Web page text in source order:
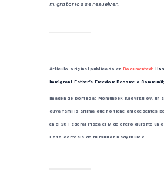
migratorios se resuelven.
Artículo original publicado en Documented:
Immigrant Father’s Freedom Became a
Imagen de portada: Momunbek Kadyrkulov, un
cuya familia afirma que no tiene antecedentes
en el 26 Federal Plaza el 17 de enero durante un
Foto cortesía de Nursultan Kadyrkulov.